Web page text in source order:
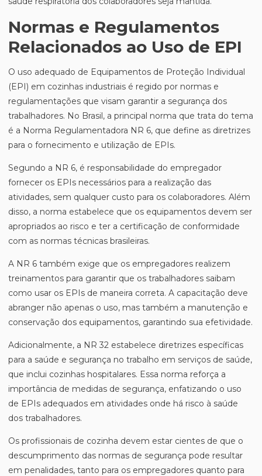
Normas e Regulamentos
Relacionados ao Uso de EPI
O uso adequado de Equipamentos de Proteção Individual
(EPI) em cozinhas industriais é regido por normas e
regulamentações que visam garantir a segurança dos
trabalhadores. No Brasil, a principal norma que trata do tema
é a Norma Regulamentadora NR 6, que define as diretrizes
para o fornecimento e utilização de EPIs.
Segundo a NR 6, é responsabilidade do empregador
fornecer os EPIs necessários para a realização das
atividades, sem qualquer custo para os colaboradores. Além
disso, a norma estabelece que os equipamentos devem ser
apropriados ao risco e ter a certificação de conformidade
com as normas técnicas brasileiras.
A NR 6 também exige que os empregadores realizem
treinamentos para garantir que os trabalhadores saibam
como usar os EPIs de maneira correta. A capacitação deve
abranger não apenas o uso, mas também a manutenção e
conservação dos equipamentos, garantindo sua efetividade.
Adicionalmente, a NR 32 estabelece diretrizes específicas
para a saúde e segurança no trabalho em serviços de saúde,
que inclui cozinhas hospitalares. Essa norma reforça a
importância de medidas de segurança, enfatizando o uso
de EPIs adequados em atividades onde há risco à saúde
dos trabalhadores.
Os profissionais de cozinha devem estar cientes de que o
descumprimento das normas de segurança pode resultar
em penalidades, tanto para os empregadores quanto para